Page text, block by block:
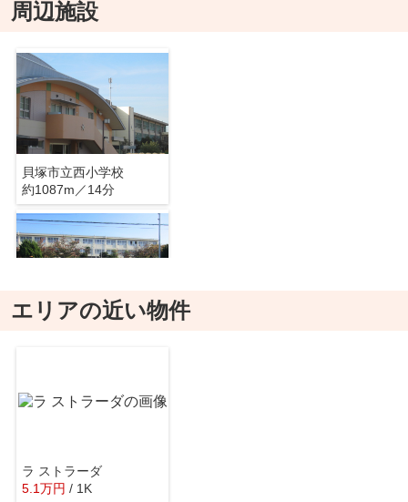
周辺施設
貝塚市立西小学校
約1087m／14分
エリアの近い物件
ラ ストラーダ
5.1万円 / 1K